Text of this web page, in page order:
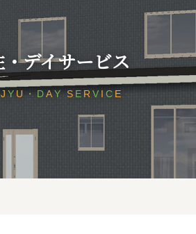
デイサービス
JYU・DAY S E RV IC E